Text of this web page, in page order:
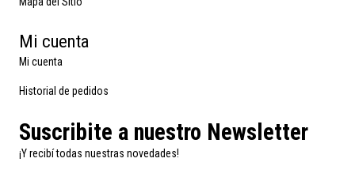
Mi cuenta
Mi cuenta
Historial de pedidos
Suscribite a nuestro Newsletter
¡Y recibí todas nuestras novedades!